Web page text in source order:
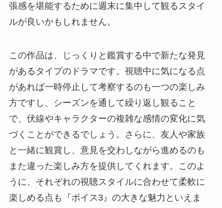
張感を堪能するために週末に集中して観るスタイ
ルが良いかもしれません。
この作品は、じっくりと鑑賞する中で新たな発見
があるタイプのドラマです。視聴中に気になる点
があれば一時停止して考察するのも一つの楽しみ
方ですし、シーズンを通して繰り返し観ること
で、伏線やキャラクターの複雑な感情の変化に気
づくことができるでしょう。さらに、友人や家族
と一緒に観賞し、意見を交わしながら進めるのも
また違った楽しみ方を提供してくれます。このよ
うに、それぞれの視聴スタイルに合わせて柔軟に
楽しめる点も『ボイス3』の大きな魅力といえま